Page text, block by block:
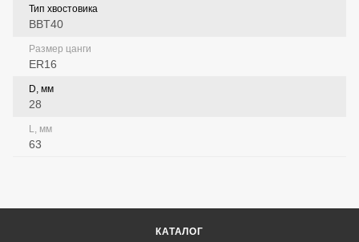
Тип хвостовика
BBT40
Размер цанги
ER16
D, мм
28
L, мм
63
КАТАЛОГ